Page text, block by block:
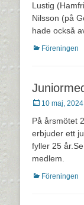
Lustig
Nilsson (på
hade också
Kategorier
Föreningen
Postades
10 maj, 2024
På årsmötet
erbjuder ett
fyller 25
medlem.
Kategorier
Föreningen